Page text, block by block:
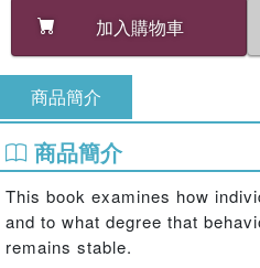
加入購物車
商品簡介
商品簡介
This book examines how
and to what degree that
remains stable.